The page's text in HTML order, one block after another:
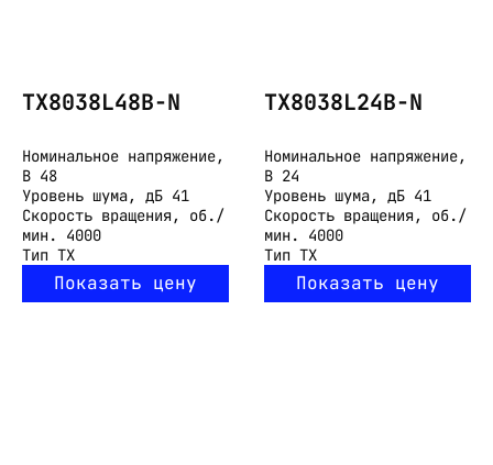
TX8038L48B-N
Номинальное напряжение,
В 48
Уровень шума, дБ 41
Скорость вращения, об./
мин.
4000
Тип TX
Показать цену
TX8038L24B-N
Номинальное напряжение,
В 24
Уровень шума, дБ 41
Скорость вращения, об./
мин.
4000
Тип TX
Показать цену